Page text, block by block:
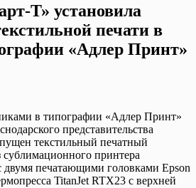
Т» установила
печати в
«Адлер Принт»
в типографии «Адлер Принт»
представительства
текстильный печатный
принтера
двумя печатающими головками Epson
TitanJet RTX23 с верхней